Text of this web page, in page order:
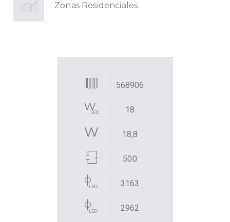
Zonas Residenciales
568906
18
18,8
500
3163
2962